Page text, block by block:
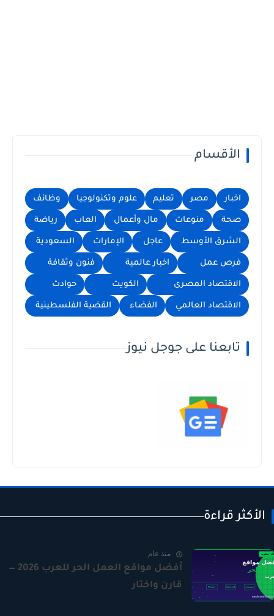
الأقسام
اخبار مصر تعليم علوم وتكنولوجيا وظائف
صحة منوعات مال وأعمال العاب رياضة
الشرق الأوسط عاجل الإمارات السعودية
فرص عمل اخبار عالمية فنون وثقافة
الاقتصاد المصرى الكويت حوادث
الاقتصاد العالمي الفضاء القضية الفلسطينية
تابعنا على جوجل نيوز
الأكثر قراءة
منذ عام
أفضل مواقع العمل الحر للعرب 2026 —
قارن واختار